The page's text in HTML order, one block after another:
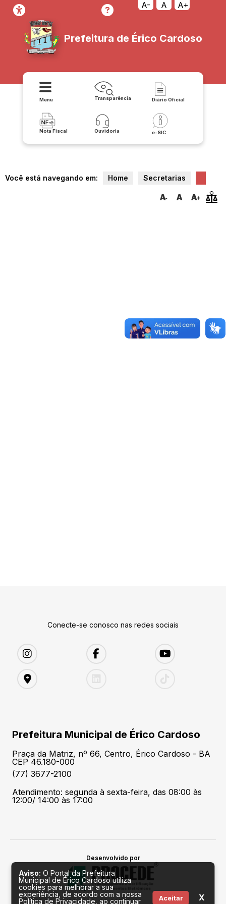
A- A A+
Prefeitura de Érico Cardoso
Menu Transparência Diário Oficial
Nota Fiscal Ouvidoria e-SIC
Você está navegando em: Home Secretarias
Conecte-se conosco nas redes sociais
Prefeitura Municipal de Érico Cardoso
Praça da Matriz, nº 66, Centro, Érico Cardoso - BA
CEP 46.180-000
(77) 3677-2100
Atendimento: segunda à sexta-feira, das 08:00 às
12:00/ 14:00 às 17:00
Desenvolvido por
Aviso: O Portal da Prefeitura
Municipal de Érico Cardoso utiliza
cookies para melhorar a sua
experiência, de acordo com a nossa
Política de Privacidade, ao continuar
Aceitar X